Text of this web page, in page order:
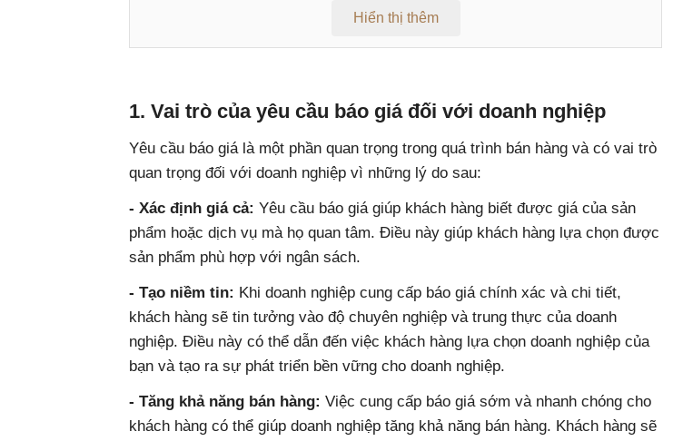
Hiển thị thêm
1. Vai trò của yêu cầu báo giá đối với doanh nghiệp
Yêu cầu báo giá là một phần quan trọng trong quá trình bán hàng và có vai trò
quan trọng đối với doanh nghiệp vì những lý do sau:
- Xác định giá cả: Yêu cầu báo giá giúp khách hàng biết được giá của sản
phẩm hoặc dịch vụ mà họ quan tâm. Điều này giúp khách hàng lựa chọn được
sản phẩm phù hợp với ngân sách.
- Tạo niềm tin: Khi doanh nghiệp cung cấp báo giá chính xác và chi tiết,
khách hàng sẽ tin tưởng vào độ chuyên nghiệp và trung thực của doanh
nghiệp. Điều này có thể dẫn đến việc khách hàng lựa chọn doanh nghiệp của
bạn và tạo ra sự phát triển bền vững cho doanh nghiệp.
- Tăng khả năng bán hàng: Việc cung cấp báo giá sớm và nhanh chóng cho
khách hàng có thể giúp doanh nghiệp tăng khả năng bán hàng. Khách hàng sẽ